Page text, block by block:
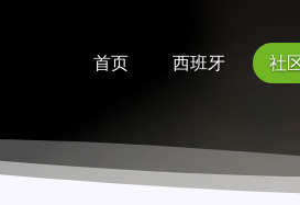
首页 西班牙 社